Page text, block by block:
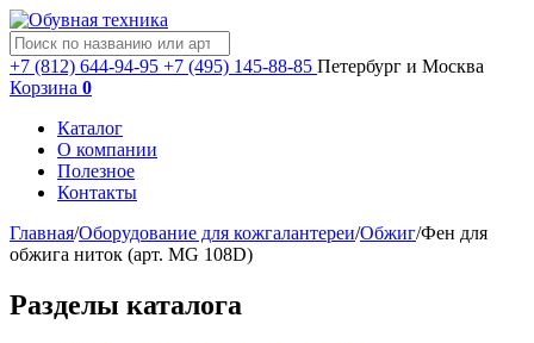
+7 (812) 644-94-95 +7 (495) 145-88-85 Петербург и Москва
Корзина 0
Каталог
О компании
Полезное
Контакты
Главная/Оборудование для кожгалантереи/Обжиг/Фен для
обжига ниток (арт. MG 108D)
Разделы каталога